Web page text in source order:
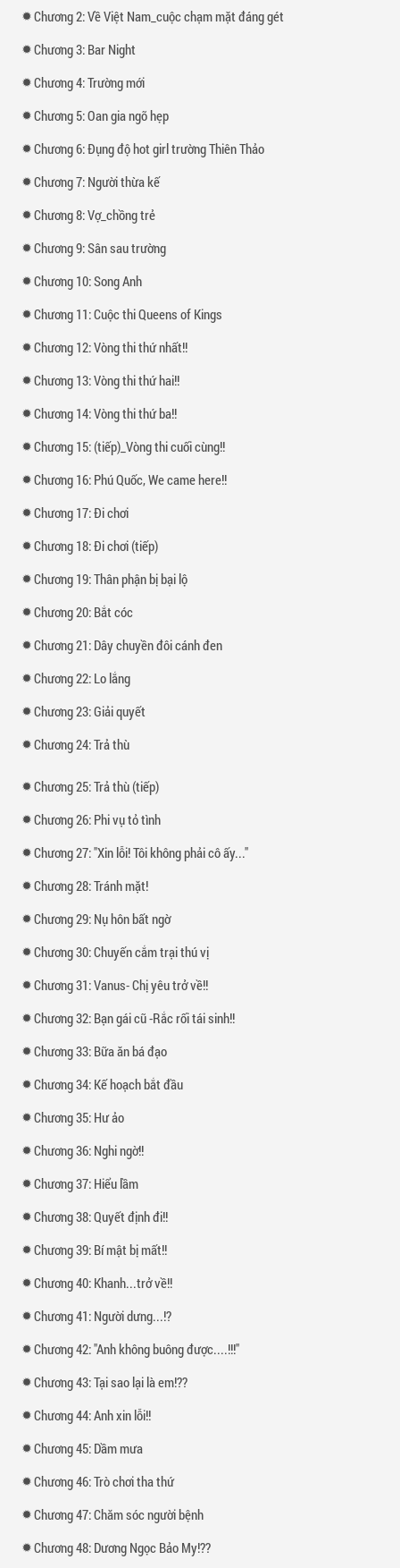
Chương 2: Về Việt Nam_cuộc chạm mặt đáng gét
Chương 3: Bar Night
Chương 4: Trường mới
Chương 5: Oan gia ngõ hẹp
Chương 6: Đụng độ hot girl trường Thiên Thảo
Chương 7: Người thừa kế
Chương 8: Vợ_chồng trẻ
Chương 9: Sân sau trường
Chương 10: Song Anh
Chương 11: Cuộc thi Queens of Kings
Chương 12: Vòng thi thứ nhất!!
Chương 13: Vòng thi thứ hai!!
Chương 14: Vòng thi thứ ba!!
Chương 15: (tiếp)_Vòng thi cuối cùng!!
Chương 16: Phú Quốc, We came here!!
Chương 17: Đi chơi
Chương 18: Đi chơi (tiếp)
Chương 19: Thân phận bị bại lộ
Chương 20: Bắt cóc
Chương 21: Dây chuyền đôi cánh đen
Chương 22: Lo lắng
Chương 23: Giải quyết
Chương 24: Trả thù
Chương 25: Trả thù (tiếp)
Chương 26: Phi vụ tỏ tình
Chương 27: "Xin lỗi! Tôi không phải cô ấy..."
Chương 28: Tránh mặt!
Chương 29: Nụ hôn bất ngờ
Chương 30: Chuyến cắm trại thú vị
Chương 31: Vanus- Chị yêu trở về!!
Chương 32: Bạn gái cũ -Rắc rối tái sinh!!
Chương 33: Bữa ăn bá đạo
Chương 34: Kế hoạch bắt đầu
Chương 35: Hư ảo
Chương 36: Nghi ngờ!!
Chương 37: Hiểu lầm
Chương 38: Quyết định đi!!
Chương 39: Bí mật bị mất!!
Chương 40: Khanh...trở về!!
Chương 41: Người dưng...!?
Chương 42: "Anh không buông được....!!!"
Chương 43: Tại sao lại là em!??
Chương 44: Anh xin lỗi!!
Chương 45: Dầm mưa
Chương 46: Trò chơi tha thứ
Chương 47: Chăm sóc người bệnh
Chương 48: Dương Ngọc Bảo My!??